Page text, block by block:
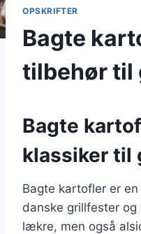
OPSKRIFTER
Bagte
tilbehør til
Bagte
klassiker til
Bagte kartofler er
danske grillfester og
lækre, men også